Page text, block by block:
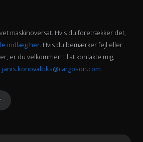
maskinoversat. Hvis du foretrækker det,
indlæg her. Hvis du bemærker fejl eller
er du velkommen til at kontakte mig,
janis.konovalciks@cargoson.com